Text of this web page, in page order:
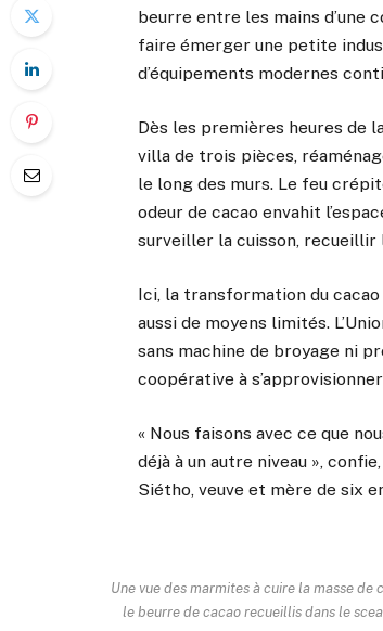
beurre entre les mains d’une
faire émerger une petite
d’équipements modernes
Dès les premières heures de
villa de trois pièces,
le long des murs. Le feu
odeur de cacao envahit
surveiller la cuisson, recueillir
Ici, la transformation du
aussi de moyens limités.
sans machine de broyage ni
coopérative à
« Nous faisons avec ce que
déjà à un autre niveau »,
Siétho, veuve et mère de six
Une vue des marmites à cuire la masse de
le beurre de cacao recueillis dans le